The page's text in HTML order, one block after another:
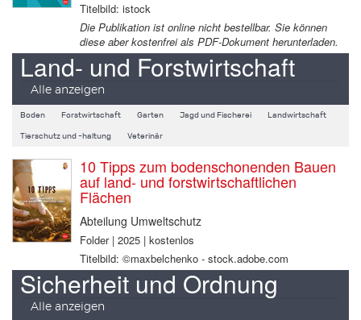
Titelbild: istock
Die Publikation ist online nicht bestellbar. Sie können
diese aber kostenfrei als PDF-Dokument herunterladen.
Land- und Forstwirtschaft
Alle anzeigen
Boden Forstwirtschaft Garten Jagd und Fischerei Landwirtschaft
Tierschutz und -haltung Veterinär
10 Tipps zum bodenschonenden Bauen
auf land- und forstwirtschaftlichen
Flächen
Abteilung Umweltschutz
Folder | 2025 | kostenlos
Titelbild: ©maxbelchenko - stock.adobe.com
Sicherheit und Ordnung
Alle anzeigen